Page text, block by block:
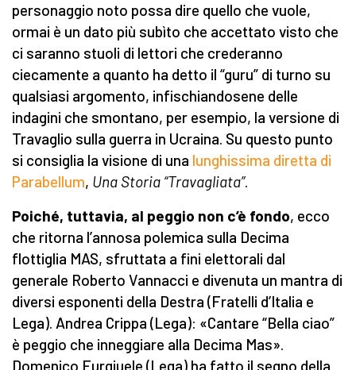
personaggio noto possa dire quello che vuole,
ormai è un dato più subìto che accettato visto che
ci saranno stuoli di lettori che crederanno
ciecamente a quanto ha detto il “guru” di turno su
qualsiasi argomento, infischiandosene delle
indagini che smontano, per esempio, la versione di
Travaglio sulla guerra in Ucraina. Su questo punto
si consiglia la visione di una lunghissima diretta di
Parabellum, Una Storia “Travagliata”.
Poiché, tuttavia, al peggio non c’è fondo, ecco
che ritorna l’annosa polemica sulla Decima
flottiglia MAS, sfruttata a fini elettorali dal
generale Roberto Vannacci e divenuta un mantra di
diversi esponenti della Destra (Fratelli d’Italia e
Lega). Andrea Crippa (Lega): «Cantare “Bella ciao”
è peggio che inneggiare alla Decima Mas».
Domenico Furgiuele (Lega) ha fatto il segno della